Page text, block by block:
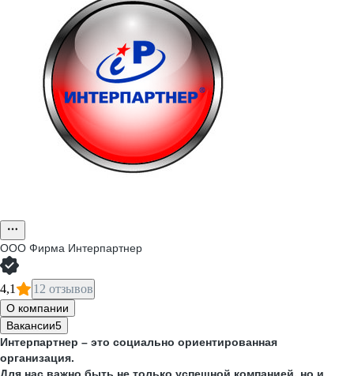
ООО Фирма Интерпартнер
4,1 12 отзывов
О компании
Вакансии5
Интерпартнер – это социально ориентированная
организация.